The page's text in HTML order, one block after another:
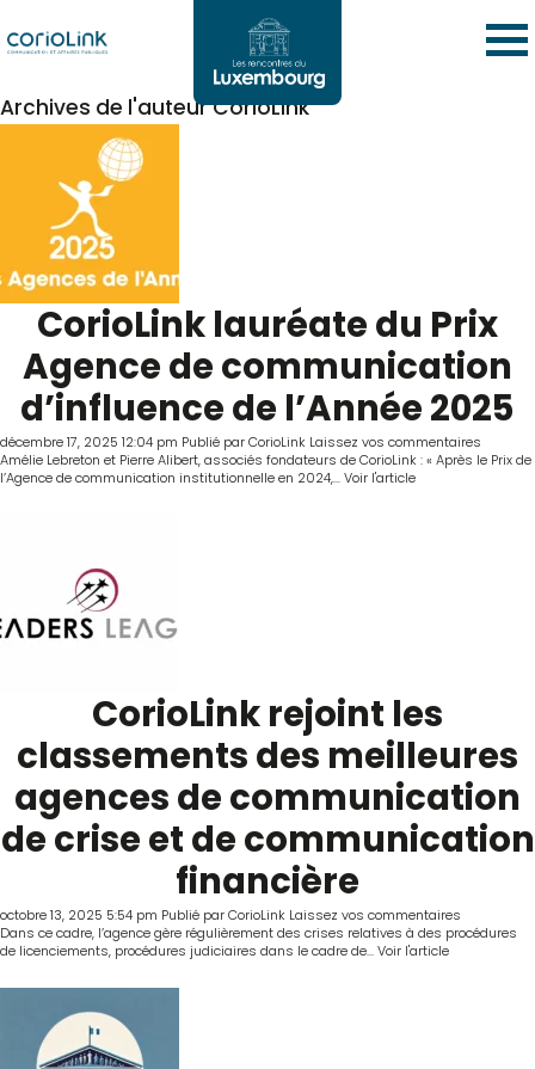
Archives de l'auteur CorioLink
CorioLink lauréate du Prix
Agence de communication
d’influence de l’Année 2025
décembre 17, 2025 12:04 pm Publié parCorioLink Laissez vos commentaires
Amélie Lebreton et Pierre Alibert, associés fondateurs de CorioLink : « Après le Prix de
l’Agence de communication institutionnelle en 2024,...Voir l'article
CorioLink rejoint les
classements des meilleures
agences de communication
de crise et de communication
financière
octobre 13, 2025 5:54 pm Publié parCorioLink Laissez vos commentaires
Dans ce cadre, l’agence gère régulièrement des crises relatives à des procédures
de licenciements, procédures judiciaires dans le cadre de...Voir l'article